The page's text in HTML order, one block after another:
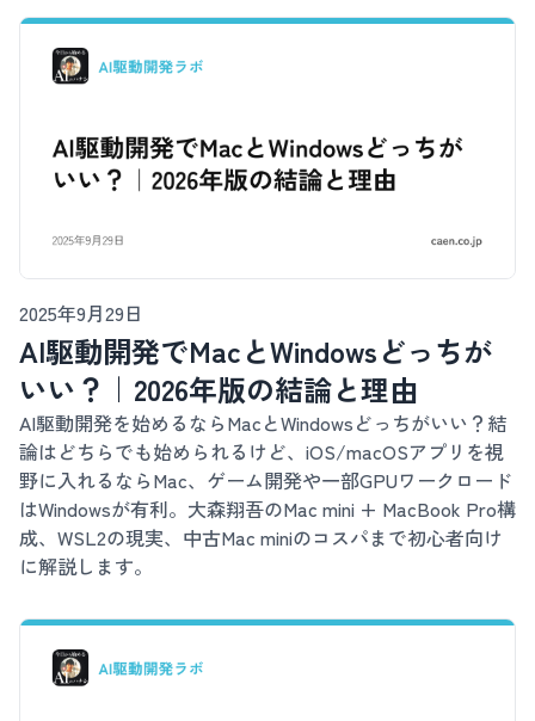
2025年9月29日
AI駆動開発でMacとWindowsどっちが
いい？｜2026年版の結論と理由
AI駆動開発を始めるならMacとWindowsどっちがいい？結
論はどちらでも始められるけど、iOS/macOSアプリを視
野に入れるならMac、ゲーム開発や一部GPUワークロード
はWindowsが有利。大森翔吾のMac mini + MacBook Pro構
成、WSL2の現実、中古Mac miniのコスパまで初心者向け
に解説します。